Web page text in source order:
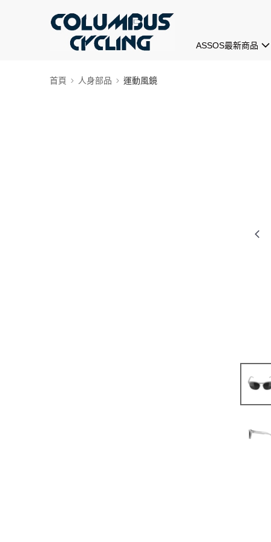
ASSOS最新商品
首頁 人身部品 運動風鏡